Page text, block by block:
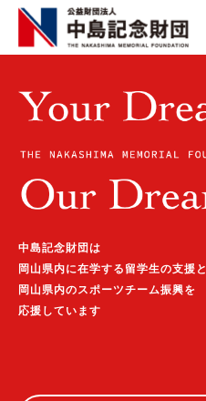
中島記念財団は
岡山県内に在学する留学生の支援と
岡山県内のスポーツチーム振興を
応援しています